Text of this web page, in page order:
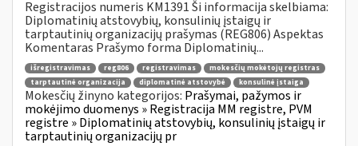
Registracijos numeris KM1391 Ši informacija skelbiama:
Diplomatinių atstovybių, konsulinių įstaigų ir
tarptautinių organizacijų prašymas (REG806) Aspektas
Komentaras Prašymo forma Diplomatinių...
išregistravimas reg806 registravimas
mokesčių mokėtojų registras
tarptautinė organizacija
diplomatinė atstovybė konsulinė įstaiga
Mokesčių žinyno kategorijos: Prašymai, pažymos ir
mokėjimo duomenys » Registracija MM registre, PVM
registre » Diplomatinių atstovybių, konsulinių įstaigų ir
tarptautinių organizacijų pr